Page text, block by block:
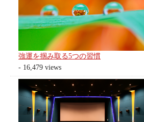
強運を掴み取る5つの習慣
- 16,479 views